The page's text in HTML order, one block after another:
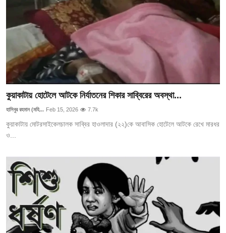
কুয়াকাটায় হোটেলে আটকে নির্যাতনের শিকার সাব্বিরের অবস্থা...
হাসিবুর রহমান (মহি... Feb 15, 2026 7.7k
কুয়াকাটায় মোটরসাইকেলচালক সাব্বির হাওলাদার (২২)কে আবাসিক হোটেলে আটকে রেখে মারধর
ও...